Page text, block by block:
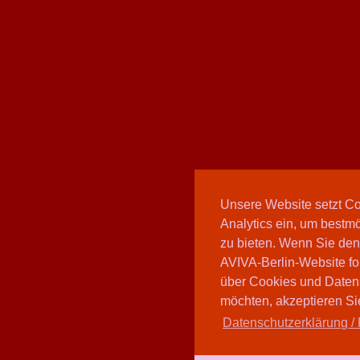
Unsere Website setzt
Analytics ein, um
zu bieten. Wenn Sie
AVIVA-Berlin-Website
über Cookies und
möchten, akzeptieren
Datenschutzerklärung /